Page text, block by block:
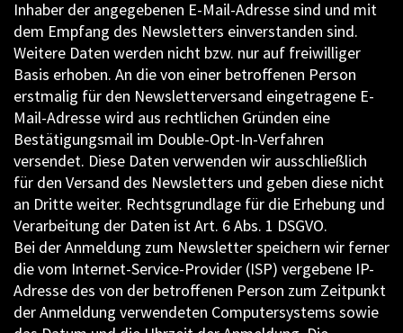
Inhaber der angegebenen E-Mail-Adresse sind und mit
dem Empfang des Newsletters einverstanden sind.
Weitere Daten werden nicht bzw. nur auf freiwilliger
Basis erhoben. An die von einer betroffenen Person
erstmalig für den Newsletterversand eingetragene E-
Mail-Adresse wird aus rechtlichen Gründen eine
Bestätigungsmail im Double-Opt-In-Verfahren
versendet. Diese Daten verwenden wir ausschließlich
für den Versand des Newsletters und geben diese nicht
an Dritte weiter. Rechtsgrundlage für die Erhebung und
Verarbeitung der Daten ist Art. 6 Abs. 1 DSGVO.
Bei der Anmeldung zum Newsletter speichern wir ferner
die vom Internet-Service-Provider (ISP) vergebene IP-
Adresse des von der betroffenen Person zum Zeitpunkt
der Anmeldung verwendeten Computersystems sowie